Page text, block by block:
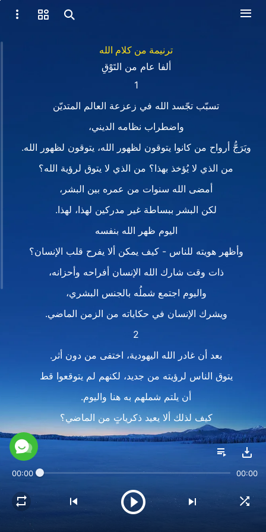
ترنيمة من كلام الله
ألفا عام من التَوْقِ
1
تسبّب تجّسد الله في زعزعة العالم المتديّن
واضطراب نظامه الديني،
ويَرَجُّ أرواح من كانوا يتوقون لظهور الله، يتوقون لظهور الله.
من الذي لا يُؤخذ بهذا؟ من الذي لا يتوق لرؤية الله؟
أمضى الله سنوات من عمره بين البشر،
لكن البشر ببساطة غير مدركين لهذا، لهذا.
اليوم ظهر الله بنفسه
وأظهر هويته للناس - كيف يمكن ألا يفرح قلب الإنسان؟
ذات وقت شارك الله الإنسان أفراحه وأحزانه،
واليوم اجتمع شملُه بالجنس البشري،
ويشرك الإنسان في حكاياته من الزمن الماضي.
2
بعد أن غادر الله اليهودية، اختفى من دون أثر.
يتوق الناس لرؤيته من جديد، لكنهم لم يتوقعوا قط
أن يلتم شملهم به هنا واليوم.
كيف لذلك ألا يعيد ذكرياتٍ من الماضي؟
منذ ألفي عام
سنوات من التبعية عمقت حبّه له.
00:00 00:00